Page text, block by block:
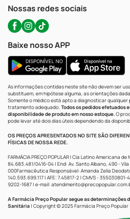
Nossas redes sociais
Baixe nosso APP
As informações contidas neste site não devem ser
substituem, em hipótese alguma, as orientações
Somente o médico está apto a diagnosticar
tratamento adequado. Todos os pedidos efetuados
disponibilidade de produto em nosso estoque.O
pode levar até dois dias úteis dependendo da
OS PREÇOS APRESENTADOS NO SITE SÃO
FÍSICAS DE NOSSA REDE.
FARMÁCIA PREÇO POPULAR | Cia Latino Americana
84.683.481/0416-04 | End: Av. Santo Albano, 490 -
000Farmacêutica Responsável: Amanda Zelia
140.593.699.117 | AFE: 7.45817-2 | CMVS -
9202-1687 | e-mail:
A Farmácia Preço Popular segue as determinações
Sanitária | Copyright © 2025 Farmácia Preço